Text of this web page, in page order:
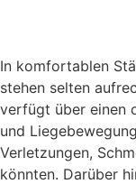
In komfortablen
stehen selten
verfügt über einen
und
Verletzungen,
könnten. Darüber